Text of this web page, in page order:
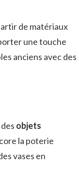
de matériaux
une touche
anciens avec des
objets
la poterie
vases en